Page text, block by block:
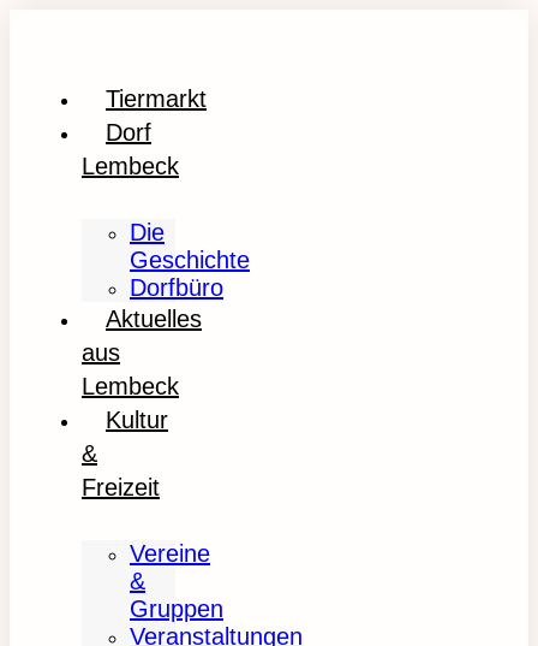
Tiermarkt
Dorf
Lembeck
Die
Geschichte
Dorfbüro
Aktuelles
aus
Lembeck
Kultur
&
Freizeit
Vereine
&
Gruppen
Veranstaltungen